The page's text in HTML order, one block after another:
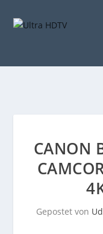
CANON
Gepostet von